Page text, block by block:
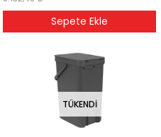
Sepete Ekle
TÜKENDI